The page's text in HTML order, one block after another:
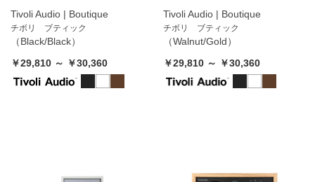
Tivoli Audio | Boutique
チボリ ブティック
（Black/Black）
￥29,810 ～ ￥30,360
Tivoli Audio | Boutique
チボリ ブティック
（Walnut/Gold）
￥29,810 ～ ￥30,360